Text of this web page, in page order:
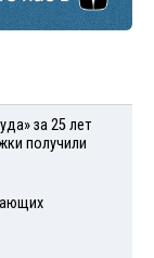
за 25 лет
получили